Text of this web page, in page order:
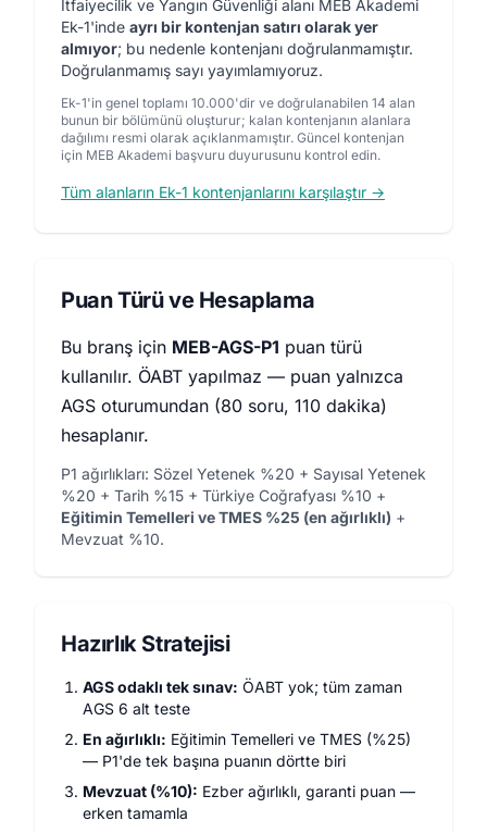
İtfaiyecilik ve Yangın Güvenliği alanı MEB Akademi
Ek-1'inde ayrı bir kontenjan satırı olarak yer
almıyor; bu nedenle kontenjanı doğrulanmamıştır.
Doğrulanmamış sayı yayımlamıyoruz.
Ek-1'in genel toplamı 10.000'dir ve doğrulanabilen 14 alan
bunun bir bölümünü oluşturur; kalan kontenjanın alanlara
dağılımı resmi olarak açıklanmamıştır. Güncel kontenjan
için MEB Akademi başvuru duyurusunu kontrol edin.
Tüm alanların Ek-1 kontenjanlarını karşılaştır →
Puan Türü ve Hesaplama
Bu branş için MEB-AGS-P1 puan türü
kullanılır. ÖABT yapılmaz — puan yalnızca
AGS oturumundan (80 soru, 110 dakika)
hesaplanır.
P1 ağırlıkları: Sözel Yetenek %20 + Sayısal Yetenek
%20 + Tarih %15 + Türkiye Coğrafyası %10 +
Eğitimin Temelleri ve TMES %25 (en ağırlıklı) +
Mevzuat %10.
Hazırlık Stratejisi
AGS odaklı tek sınav: ÖABT yok; tüm zaman
AGS 6 alt teste
En ağırlıklı: Eğitimin Temelleri ve TMES (%25)
— P1'de tek başına puanın dörtte biri
Mevzuat (%10): Ezber ağırlıklı, garanti puan —
erken tamamla